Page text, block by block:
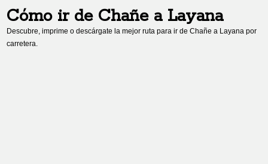
Cómo ir de Chañea Layana
Descubre, imprime o descárgate la mejor ruta para ir deChañe a Layana por
carretera.